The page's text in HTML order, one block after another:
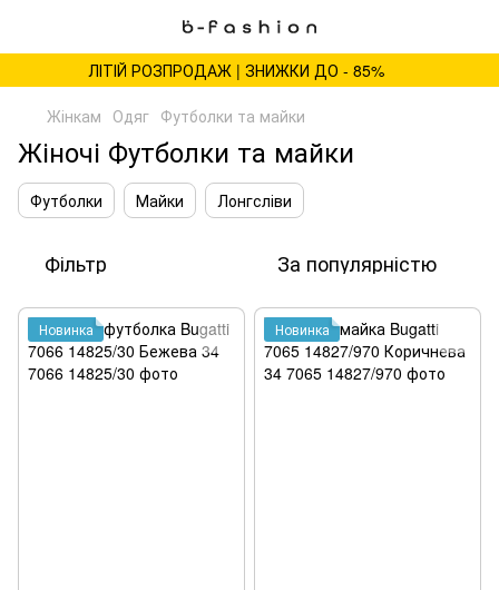
ЛІТІЙ РОЗПРОДАЖ | ЗНИЖКИ ДО - 85%
Жінкам Одяг Футболки та майки
Жіночі Футболки та майки
Футболки Майки Лонгсліви
Фільтр За популярністю
Новинка Новинка